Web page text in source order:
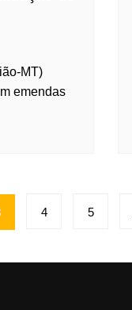
MT)
emendas
4 5